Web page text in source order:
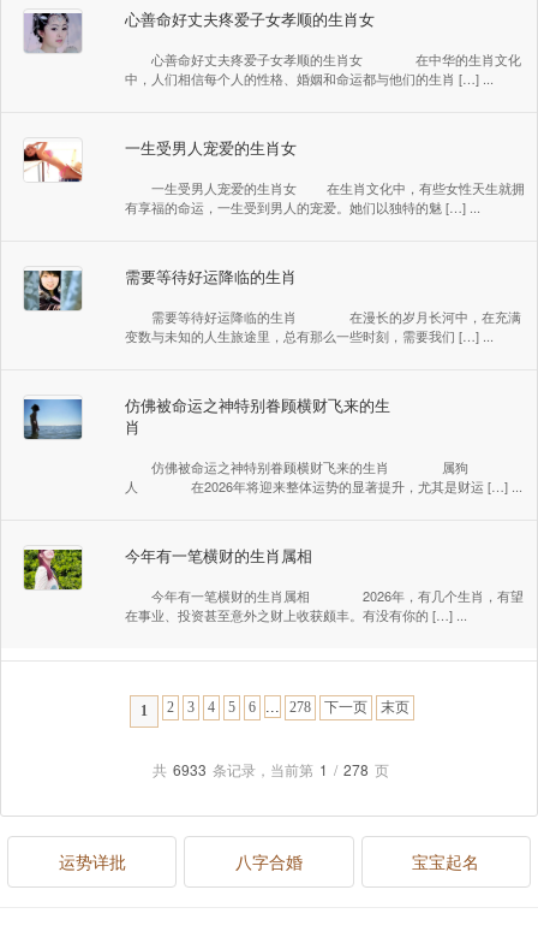
心善命好丈夫疼爱子女孝顺的生肖女
心善命好丈夫疼爱子女孝顺的生肖女 在中华的生肖文化
中，人们相信每个人的性格、婚姻和命运都与他们的生肖 […] ...
一生受男人宠爱的生肖女
一生受男人宠爱的生肖女 在生肖文化中，有些女性天生就拥
有享福的命运，一生受到男人的宠爱。她们以独特的魅 […] ...
需要等待好运降临的生肖
需要等待好运降临的生肖 在漫长的岁月长河中，在充满
变数与未知的人生旅途里，总有那么一些时刻，需要我们 […] ...
仿佛被命运之神特别眷顾横财飞来的生
肖
仿佛被命运之神特别眷顾横财飞来的生肖 属狗
人 在2026年将迎来整体运势的显著提升，尤其是财运 […] ...
今年有一笔横财的生肖属相
今年有一笔横财的生肖属相 2026年，有几个生肖，有望
在事业、投资甚至意外之财上收获颇丰。有没有你的 […] ...
1 2 3 4 5 6 ... 278 下一页 末页
共 6933 条记录，当前第 1 / 278 页
运势详批 八字合婚 宝宝起名